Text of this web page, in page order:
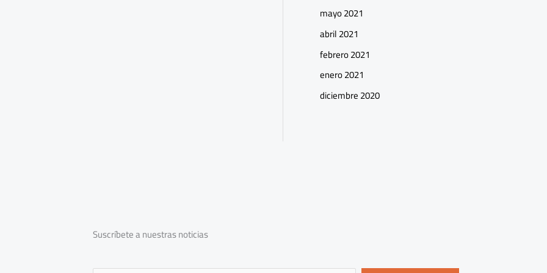
mayo 2021
abril 2021
febrero 2021
enero 2021
diciembre 2020
Suscríbete a nuestras noticias